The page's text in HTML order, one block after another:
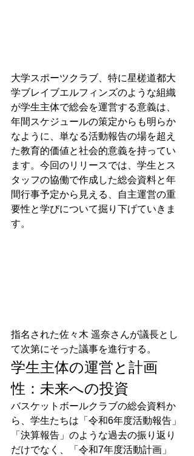
大学スポーツクラブ、特に星槎道都大
学ブレイブエルフィンズのような組織
が学生主体で総会を運営する意義は、
年間スケジュールの策定からも明らか
なように、単なる活動報告の場を超え
た教育的価値と社会的意義を持ってい
ます。今回のリリースでは、学生とス
タッフの協働で作成した総会資料と年
間行事予定から見える、自主運営の重
要性と学びについて掘り下げていきま
す。
指名された佐々木 遥奈さんが議長とし
て次第にそった議事を進行する。
学生主体の運営と計画
性：未来への投資
バスケットボールクラブの総会資料か
ら、学生たちは「令和6年度活動報告」
「決算報告」のような過去の振り返り
だけでなく、「令和7年度活動計画」